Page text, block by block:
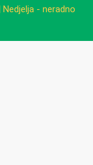
- neradno